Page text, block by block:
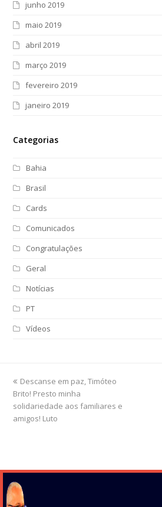
junho 2019
maio 2019
abril 2019
março 2019
fevereiro 2019
janeiro 2019
Categorias
Bahia
Brasil
Cards
Comunicados
Congratulações
Geral
Notícias
PT
Vídeos
previous
post:
Descanse em paz, Timóteo
Brito! Presto minha
solidariedade aos familiares e
amigos! Luto